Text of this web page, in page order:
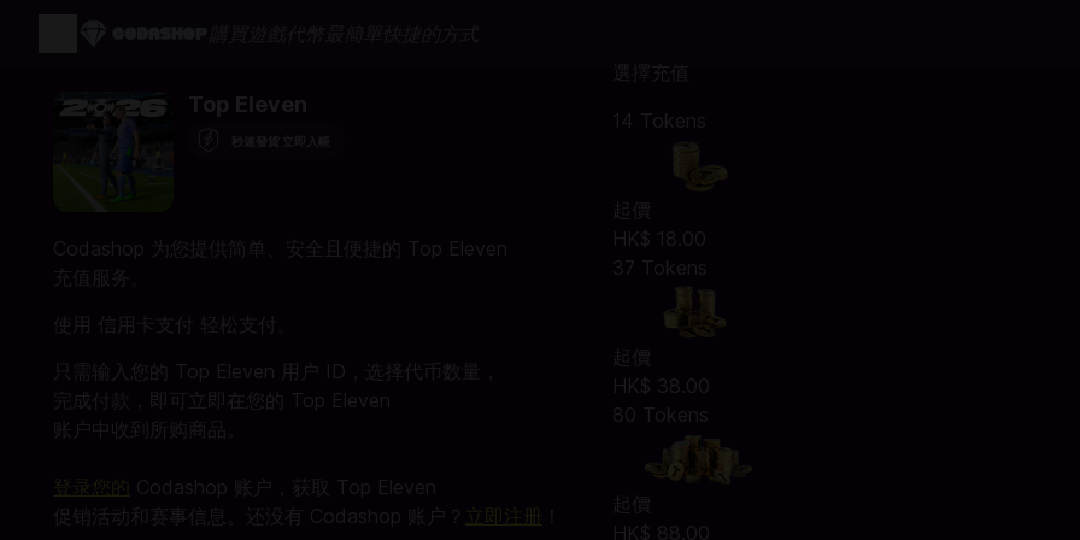
Top Eleven
Codashop 为您提供简单、安全且便捷的 Top Eleven
充值服务。
使用 信用卡支付 轻松支付。
只需输入您的 Top Eleven 用户 ID，选择代币数量，
完成付款，即可立即在您的 Top Eleven
账户中收到所购商品。
登录您的 Codashop 账户，获取 Top Eleven
促销活动和赛事信息。还没有 Codashop 账户？ 立即注册 ！
選擇充值
14 Tokens
起價
HK$ 18.00
37 Tokens
起價
HK$ 38.00
80 Tokens
起價
HK$ 88.00